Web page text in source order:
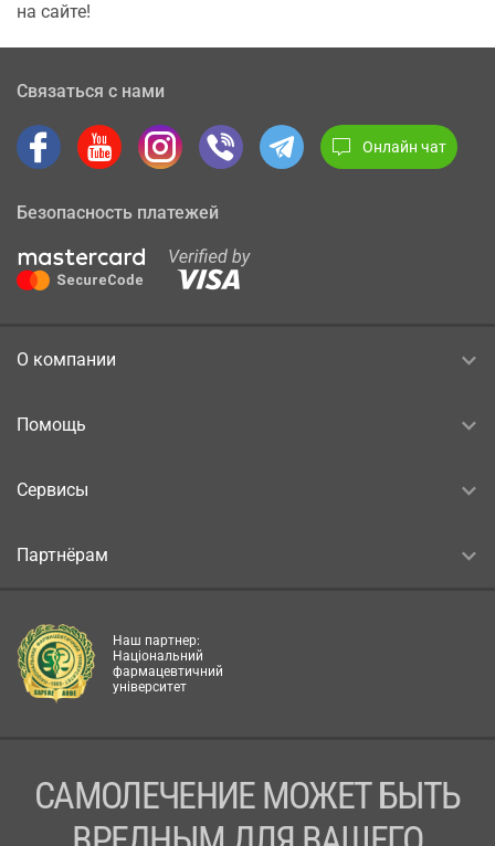
на сайте!
Связаться с нами
Онлайн чат
Безопасность платежей
О компании
Помощь
Сервисы
Партнёрам
Наш партнер:
Національний
фармацевтичний
університет
САМОЛЕЧЕНИЕ МОЖЕТ БЫТЬ